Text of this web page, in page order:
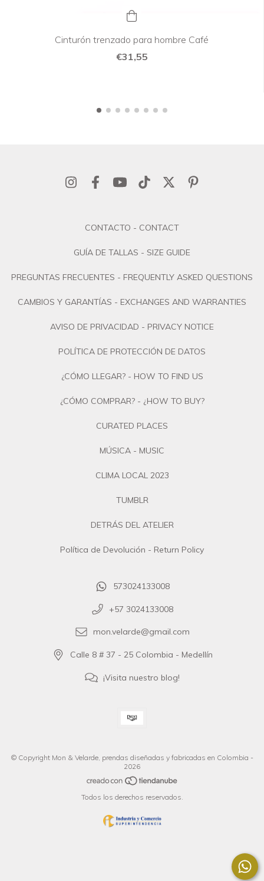
Cinturón trenzado para hombre Café
€31,55
CONTACTO - CONTACT
GUÍA DE TALLAS - SIZE GUIDE
PREGUNTAS FRECUENTES - FREQUENTLY ASKED QUESTIONS
CAMBIOS Y GARANTÍAS - EXCHANGES AND WARRANTIES
AVISO DE PRIVACIDAD - PRIVACY NOTICE
POLÍTICA DE PROTECCIÓN DE DATOS
¿CÓMO LLEGAR? - HOW TO FIND US
¿CÓMO COMPRAR? - ¿HOW TO BUY?
CURATED PLACES
MÚSICA - MUSIC
CLIMA LOCAL 2023
TUMBLR
DETRÁS DEL ATELIER
Política de Devolución - Return Policy
573024133008
+57 3024133008
mon.velarde@gmail.com
Calle 8 # 37 - 25 Colombia - Medellín
¡Visita nuestro blog!
© Copyright Mon & Velarde, prendas diseñadas y fabricadas en Colombia -
2026
Todos los derechos reservados.